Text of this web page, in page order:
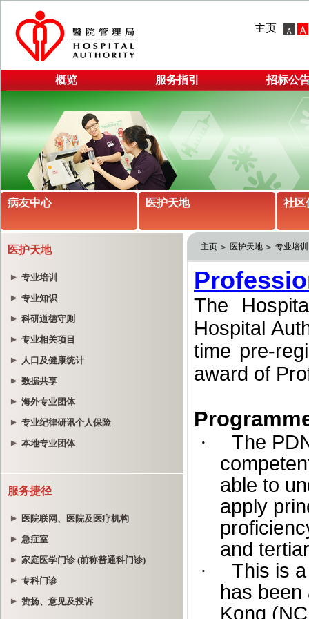
主页
概览 服务指引 招标公
病友中心 医护天地 社区
医护天地
专业培训
专业知识
科研道德守则
专业相关项目
人口及健康统计
数据共享
海外专业团体
专业纪律研讯个人保险
本地专业团体
服务捷径
医院联网、医院及医疗机构
急症室
家庭医学门诊 (前称普通科门诊)
专科门诊
赞扬、意见及投诉
主页 医护天地 专业培训